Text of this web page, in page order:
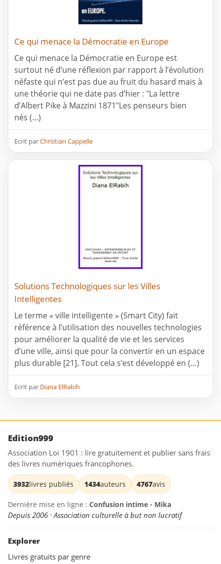
Ce qui menace la Démocratie en Europe
Ce qui menace la Démocratie en Europe est
surtout né d’une réflexion par rapport à l’évolution
néfaste qui n’est pas due au fruit du hasard mais à
une théorie qui ne date pas d’hier : "La lettre
d’Albert Pike à Mazzini 1871"Les penseurs bien
nés (…)
Ecrit parChristian Cappelle
Solutions Technologiques sur les Villes
Intelligentes
Le terme « ville intelligente » (Smart City) fait
référence à l’utilisation des nouvelles technologies
pour améliorer la qualité de vie et les services
d’une ville, ainsi que pour la convertir en un espace
plus durable [21]. Tout cela s’est développé en (…)
Ecrit par Diana ElRabih
Edition999
Association Loi 1901 : lire gratuitement et publier sans frais
des livres numériques francophones.
3932livres publiés 1434auteurs 4767avis
Dernière mise en ligne : Confusion intime - Mika
Depuis 2006 · Association culturelle à but non lucratif
Explorer
Livres gratuits par genre